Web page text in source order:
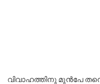
വിവാഹത്തിനു മുൻപേ